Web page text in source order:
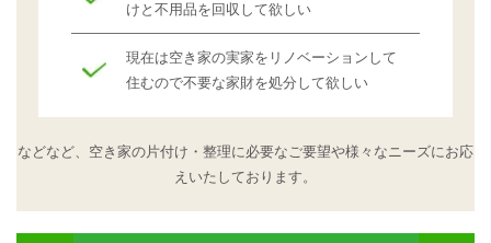
けと不用品を回収して欲しい
現在は空き家の実家をリノベーションして
住むので不要な家財を処分して欲しい
などなど、空き家の片付け・整理に必要なご要望や様々なニーズにお応
えいたしております。